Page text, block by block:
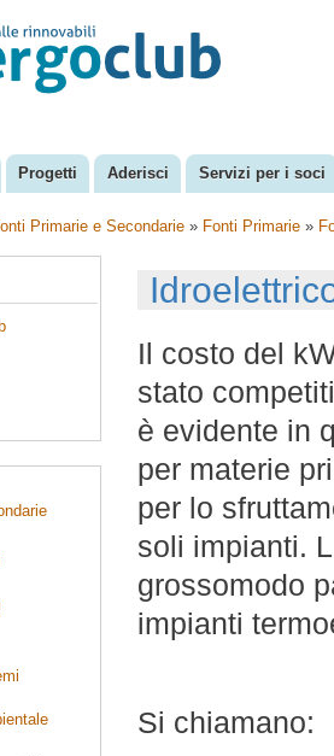
Progetti Aderisci Servizi per i soci
Primarie e Secondarie » Fonti Primarie »
Il costo del
stato
è evidente in
per materie
per lo
soli impianti.
grossomodo
impianti
Si chiamano: